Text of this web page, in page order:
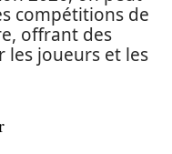
compétitions de
offrant des
joueurs et les